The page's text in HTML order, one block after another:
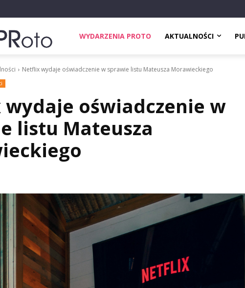
WYDARZENIA PROTO AKTUALNOŚCI
Netflix wydaje oświadczenie w sprawie listu Mateusza Morawieckiego
oświadczenie w
listu Mateusza